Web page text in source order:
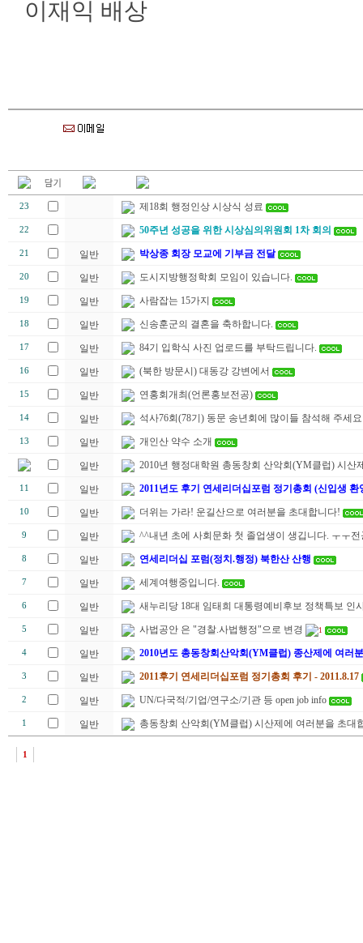
이재익 배상
23 제18회 행정인상 시상식 성료
22 50주년 성공을 위한 시상심의위원회 1차 회의
21 일반 박상종 회장 모교에 기부금 전달
20 일반 도시지방행정학회 모임이 있습니다.
19 일반 사람잡는 15가지
18 일반 신송훈군의 결혼을 축하합니다.
17 일반 84기 입학식 사진 업로드를 부탁드립니다.
16 일반 (북한 방문시) 대동강 강변에서
15 일반 연홍회개최(언론홍보전공)
14 일반 석사76회(78기) 동문 송년회에 많이들 참석해 주세요
13 일반 개인산 약수 소개
일반 2010년 행정대학원 총동창회 산악회(YM클럽) 시산
11 일반 2011년도 후기 연세리더십포럼 정기총회 (신입생
10 일반 더위는 가라! 운길산으로 여러분을 초대합니다!
9 일반 ^^내년 초에 사회문화 첫 졸업생이 생깁니다. ㅜㅜ
8 일반 연세리더십 포럼(정치.행정) 북한산 산행
7 일반 세계여행중입니다.
6 일반 새누리당 18대 임태희 대통령예비후보 정책특보 인
5 일반 사법공안 은 "경찰.사법행정"으로 변경 1
4 일반 2010년도 총동창회산악회(YM클럽) 종산제에 여러
3 일반 2011후기 연세리더십포럼 정기총회 후기 - 2011.8.17
2 일반 UN/다국적/기업/연구소/기관 등 open job info
1 일반 총동창회 산악회(YM클럽) 시산제에 여러분을 초대
1